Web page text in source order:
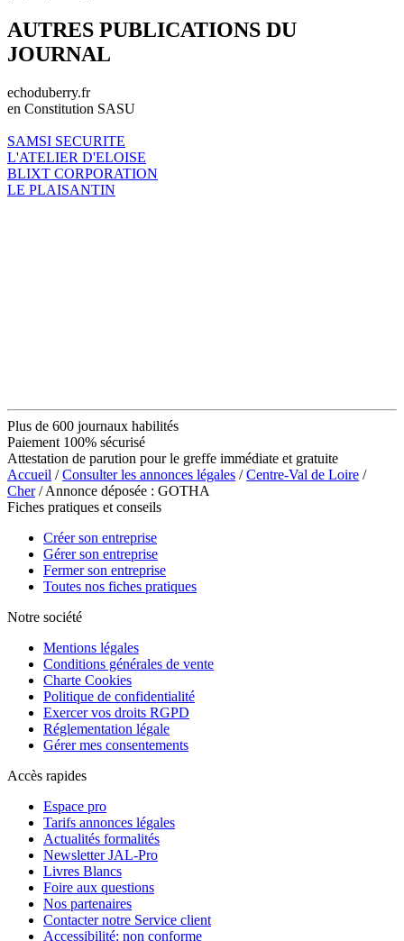
AUTRES PUBLICATIONS DU
JOURNAL
echoduberry.fr
en Constitution SASU
SAMSI SECURITE
L'ATELIER D'ELOISE
BLIXT CORPORATION
LE PLAISANTIN
Plus de 600 journaux habilités
Paiement 100% sécurisé
Attestation de parution pour le greffe immédiate et gratuite
Accueil /Consulter les annonces légales /Centre-Val de Loire /
Cher/ Annonce déposée : GOTHA
Fiches pratiques et conseils
Créer son entreprise
Gérer son entreprise
Fermer son entreprise
Toutes nos fiches pratiques
Notre société
Mentions légales
Conditions générales de vente
Charte Cookies
Politique de confidentialité
Exercer vos droits RGPD
Réglementation légale
Gérer mes consentements
Accès rapides
Espace pro
Tarifs annonces légales
Actualités formalités
Newsletter JAL-Pro
Livres Blancs
Foire aux questions
Nos partenaires
Contacter notre Service client
Accessibilité: non conforme